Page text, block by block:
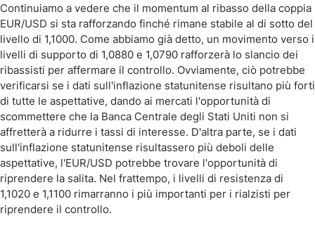
Continuiamo a vedere che il momentum al ribasso della coppia
EUR/USD si sta rafforzando finché rimane stabile al di sotto del
livello di 1,1000. Come abbiamo già detto, un movimento verso i
livelli di supporto di 1,0880 e 1,0790 rafforzerà lo slancio dei
ribassisti per affermare il controllo. Ovviamente, ciò potrebbe
verificarsi se i dati sull'inflazione statunitense risultano più forti
di tutte le aspettative, dando ai mercati l'opportunità di
scommettere che la Banca Centrale degli Stati Uniti non si
affretterà a ridurre i tassi di interesse. D'altra parte, se i dati
sull'inflazione statunitense risultassero più deboli delle
aspettative, l'EUR/USD potrebbe trovare l'opportunità di
riprendere la salita. Nel frattempo, i livelli di resistenza di
1,1020 e 1,1100 rimarranno i più importanti per i rialzisti per
riprendere il controllo.